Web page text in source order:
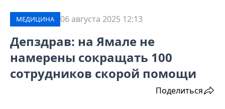
МЕДИЦИНА 06 августа 2025 12:13
Депздрав: на Ямале не
намерены сокращать 100
сотрудников скорой помощи
Поделиться